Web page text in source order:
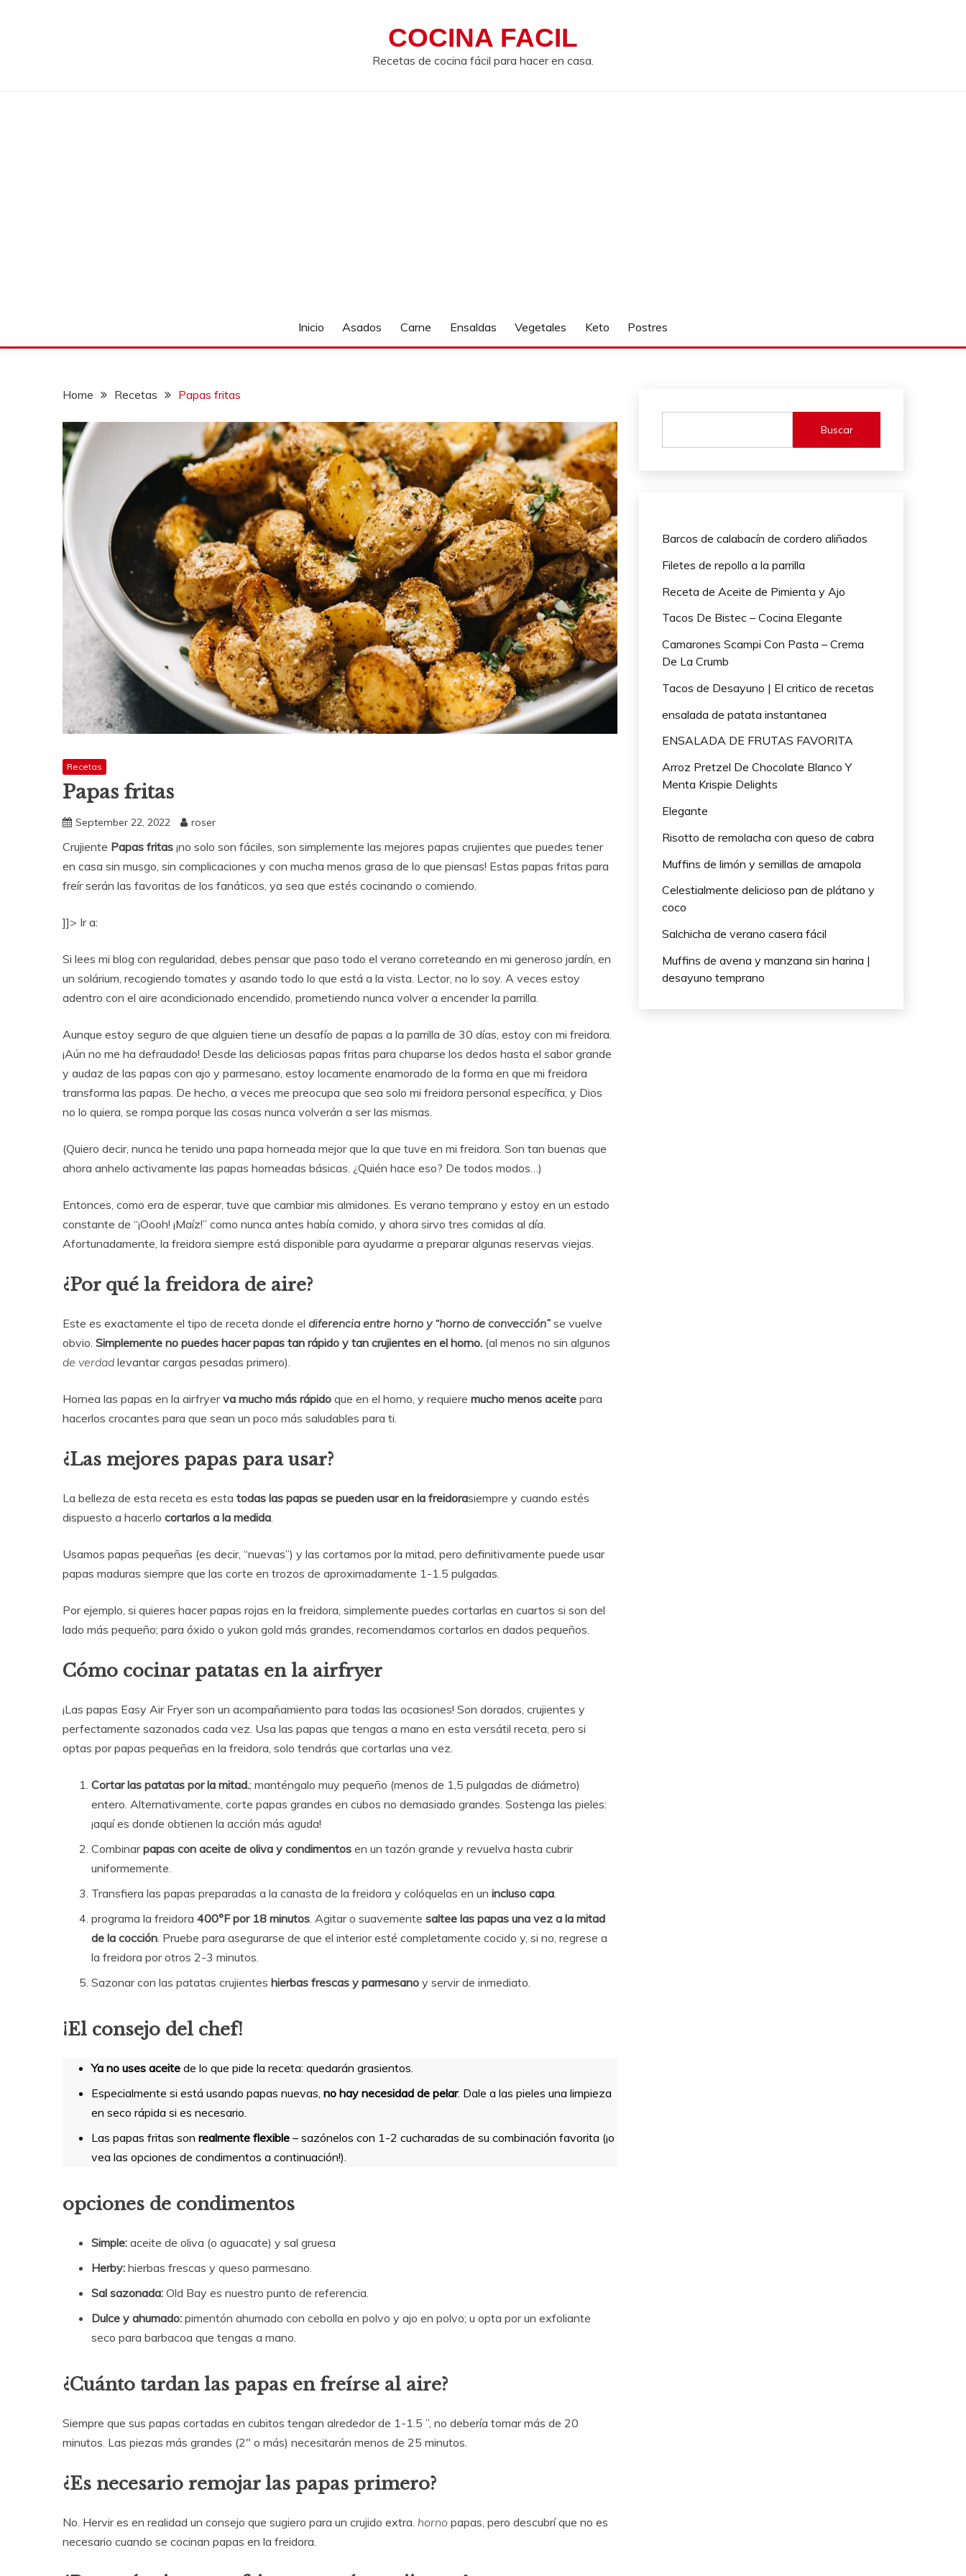
COCINA FACIL
Recetas de cocina fácil para hacer en casa.
Inicio Asados Carne Ensaldas Vegetales Keto Postres
Home Recetas Papas fritas
Recetas
Papas fritas
September 22, 2022 roser
Crujiente Papas fritas ¡no solo son fáciles, son simplemente las mejores papas crujientes que puedes tener
en casa sin musgo, sin complicaciones y con mucha menos grasa de lo que piensas! Estas papas fritas para
freír serán las favoritas de los fanáticos, ya sea que estés cocinando o comiendo.
]]> Ir a:
Si lees mi blog con regularidad, debes pensar que paso todo el verano correteando en mi generoso jardín, en
un solárium, recogiendo tomates y asando todo lo que está a la vista. Lector, no lo soy. A veces estoy
adentro con el aire acondicionado encendido, prometiendo nunca volver a encender la parrilla.
Aunque estoy seguro de que alguien tiene un desafío de papas a la parrilla de 30 días, estoy con mi freidora.
¡Aún no me ha defraudado! Desde las deliciosas papas fritas para chuparse los dedos hasta el sabor grande
y audaz de las papas con ajo y parmesano, estoy locamente enamorado de la forma en que mi freidora
transforma las papas. De hecho, a veces me preocupa que sea solo mi freidora personal específica, y Dios
no lo quiera, se rompa porque las cosas nunca volverán a ser las mismas.
(Quiero decir, nunca he tenido una papa horneada mejor que la que tuve en mi freidora. Son tan buenas que
ahora anhelo activamente las papas horneadas básicas. ¿Quién hace eso? De todos modos…)
Entonces, como era de esperar, tuve que cambiar mis almidones. Es verano temprano y estoy en un estado
constante de “¡Oooh! ¡Maíz!” como nunca antes había comido, y ahora sirvo tres comidas al día.
Afortunadamente, la freidora siempre está disponible para ayudarme a preparar algunas reservas viejas.
¿Por qué la freidora de aire?
Este es exactamente el tipo de receta donde el diferencia entre horno y “horno de convección”se vuelve
obvio. Simplemente no puedes hacer papas tan rápido y tan crujientes en el horno. (al menos no sin algunos
de verdad levantar cargas pesadas primero).
Hornea las papas en la airfryerva mucho más rápido que en el horno, y requiere mucho menos aceite para
hacerlos crocantes para que sean un poco más saludables para ti.
¿Las mejores papas para usar?
La belleza de esta receta es esta todas las papas se pueden usar en la freidorasiempre y cuando estés
dispuesto a hacerlo cortarlos a la medida.
Usamos papas pequeñas (es decir, “nuevas”) y las cortamos por la mitad, pero definitivamente puede usar
papas maduras siempre que las corte en trozos de aproximadamente 1-1.5 pulgadas.
Por ejemplo, si quieres hacer papas rojas en la freidora, simplemente puedes cortarlas en cuartos si son del
lado más pequeño; para óxido o yukon gold más grandes, recomendamos cortarlos en dados pequeños.
Cómo cocinar patatas en la airfryer
¡Las papas Easy Air Fryer son un acompañamiento para todas las ocasiones! Son dorados, crujientes y
perfectamente sazonados cada vez. Usa las papas que tengas a mano en esta versátil receta, pero si
optas por papas pequeñas en la freidora, solo tendrás que cortarlas una vez.
Cortar las patatas por la mitad.; manténgalo muy pequeño (menos de 1,5 pulgadas de diámetro)
entero. Alternativamente, corte papas grandes en cubos no demasiado grandes. Sostenga las pieles:
¡aquí es donde obtienen la acción más aguda!
Combinarpapas con aceite de oliva y condimentos en un tazón grande y revuelva hasta cubrir
uniformemente.
Transfiera las papas preparadas a la canasta de la freidora y colóquelas en un incluso capa.
programa la freidora 400°F por 18 minutos. Agitar o suavemente saltee las papas una vez a la mitad
de la cocción. Pruebe para asegurarse de que el interior esté completamente cocido y, si no, regrese a
la freidora por otros 2-3 minutos.
Sazonar con las patatas crujientes hierbas frescas y parmesano y servir de inmediato.
¡El consejo del chef!
Ya no uses aceite de lo que pide la receta: quedarán grasientos.
Especialmente si está usando papas nuevas, no hay necesidad de pelar. Dale a las pieles una limpieza
en seco rápida si es necesario.
Las papas fritas son realmente flexible – sazónelos con 1-2 cucharadas de su combinación favorita (¡o
vea las opciones de condimentos a continuación!).
opciones de condimentos
Simple: aceite de oliva (o aguacate) y sal gruesa
Herby: hierbas frescas y queso parmesano.
Sal sazonada: Old Bay es nuestro punto de referencia.
Dulce y ahumado: pimentón ahumado con cebolla en polvo y ajo en polvo; u opta por un exfoliante
seco para barbacoa que tengas a mano.
¿Cuánto tardan las papas en freírse al aire?
Siempre que sus papas cortadas en cubitos tengan alrededor de 1-1.5 ”, no debería tomar más de 20
minutos. Las piezas más grandes (2″ o más) necesitarán menos de 25 minutos.
¿Es necesario remojar las papas primero?
No. Hervir es en realidad un consejo que sugiero para un crujido extra. horno papas, pero descubrí que no es
necesario cuando se cocinan papas en la freidora.
Buscar
Barcos de calabacín de cordero aliñados
Filetes de repollo a la parrilla
Receta de Aceite de Pimienta y Ajo
Tacos De Bistec – Cocina Elegante
Camarones Scampi Con Pasta – Crema
De La Crumb
Tacos de Desayuno | El critico de recetas
ensalada de patata instantanea
ENSALADA DE FRUTAS FAVORITA
Arroz Pretzel De Chocolate Blanco Y
Menta Krispie Delights
Elegante
Risotto de remolacha con queso de cabra
Muffins de limón y semillas de amapola
Celestialmente delicioso pan de plátano y
coco
Salchicha de verano casera fácil
Muffins de avena y manzana sin harina |
desayuno temprano